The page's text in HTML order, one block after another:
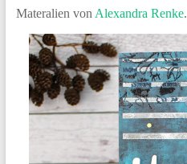
Materalien von Alexandra Renke.